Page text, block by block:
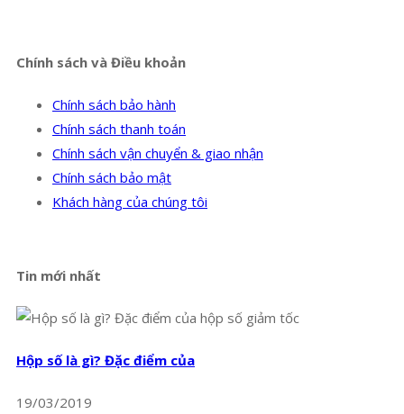
Chính sách và Điều khoản
Chính sách bảo hành
Chính sách thanh toán
Chính sách vận chuyển & giao nhận
Chính sách bảo mật
Khách hàng của chúng tôi
Tin mới nhất
Hộp số là gì? Đặc điểm của
19/03/2019